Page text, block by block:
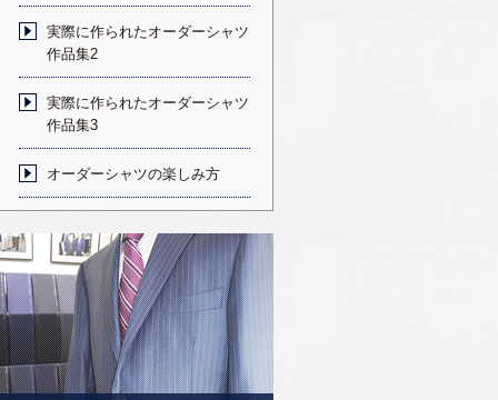
実際に作られたオーダーシャツ
作品集2
実際に作られたオーダーシャツ
作品集3
オーダーシャツの楽しみ方